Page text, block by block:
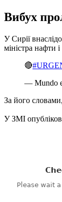
Вибух
У Сирії
міністра нафти
🔴
— Mundo
За його
У ЗМІ